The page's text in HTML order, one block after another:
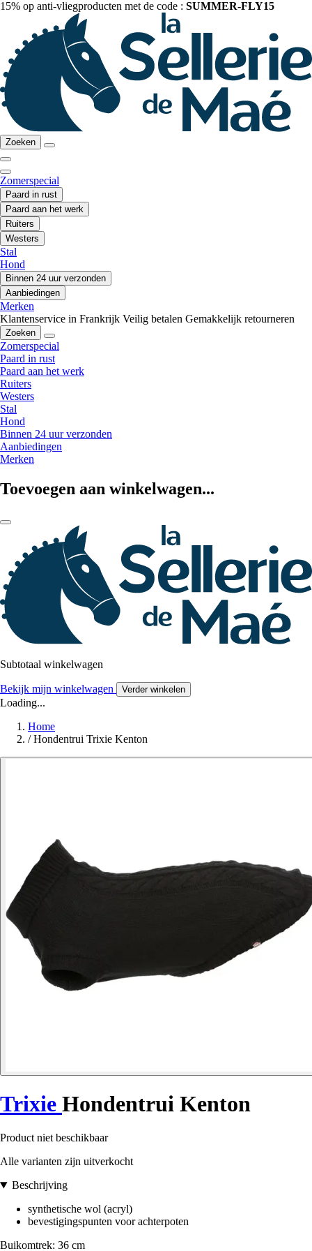
15% op anti-vliegproducten met de code : SUMMER-FLY15
Zoeken
Zomerspecial
Paard in rust
Paard aan het werk
Ruiters
Westers
Stal
Hond
Binnen 24 uur verzonden
Aanbiedingen
Merken
Klantenservice in Frankrijk Veilig betalen Gemakkelijk retourneren
Zoeken
Zomerspecial
Paard in rust
Paard aan het werk
Ruiters
Westers
Stal
Hond
Binnen 24 uur verzonden
Aanbiedingen
Merken
Toevoegen aan winkelwagen...
Subtotaal winkelwagen
Bekijk mijn winkelwagen Verder winkelen
Loading...
Home
/ Hondentrui Trixie Kenton
Trixie Hondentrui Kenton
Product niet beschikbaar
Alle varianten zijn uitverkocht
Beschrijving
synthetische wol (acryl)
bevestigingspunten voor achterpoten
Buikomtrek: 36 cm